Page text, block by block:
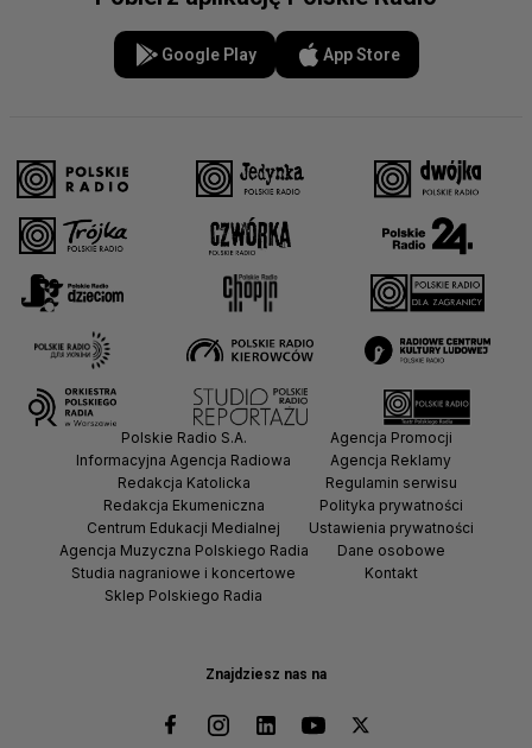
Google Play App Store
Znajdziesz nas na
Polskie Radio S.A.
Informacyjna Agencja Radiowa
Redakcja Katolicka
Redakcja Ekumeniczna
Centrum Edukacji Medialnej
Agencja Muzyczna Polskiego Radia
Studia nagraniowe i koncertowe
Sklep Polskiego Radia
Agencja Promocji
Agencja Reklamy
Regulamin serwisu
Polityka prywatności
Ustawienia prywatności
Dane osobowe
Kontakt